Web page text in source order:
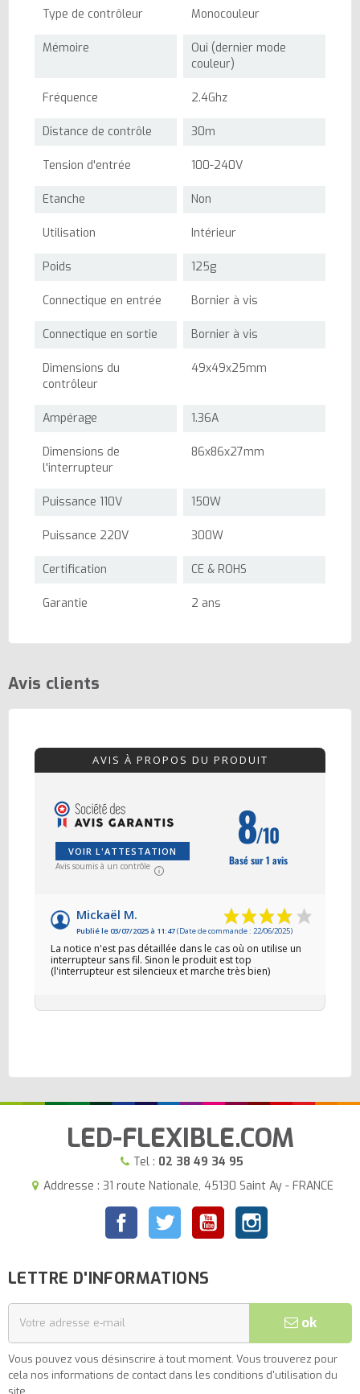
Type de contrôleur Monocouleur
Mémoire
Oui (dernier mode
couleur)
Fréquence 2.4Ghz
Distance de contrôle 30m
Tension d'entrée 100-240V
Etanche Non
Utilisation Intérieur
Poids 125g
Connectique en entrée Bornier à vis
Connectique en sortie Bornier à vis
Dimensions du
contrôleur
49x49x25mm
Ampérage 1.36A
Dimensions de
l'interrupteur
86x86x27mm
Puissance 110V 150W
Puissance 220V 300W
Certification CE & ROHS
Garantie 2 ans
Avis clients
AVIS À PROPOS DU PRODUIT
VOIR L'ATTESTATION
Avis soumis à un contrôle
8/10
Basé sur 1 avis
Mickaël M.
Publié le 03/07/2025 à 11:47(Date de commande : 22/06/2025)
La notice n'est pas détaillée dans le cas où on utilise un
interrupteur sans fil. Sinon le produit est top
(l'interrupteur est silencieux et marche très bien)
LED-FLEXIBLE.COM
Tel : 02 38 49 34 95
Addresse : 31 route Nationale, 45130 Saint Ay - FRANCE
FacebookTwitter YouTubeInstagram
LETTRE D'INFORMATIONS
ok
Vous pouvez vous désinscrire à tout moment. Vous trouverez pour
cela nos informations de contact dans les conditions d'utilisation du
site.